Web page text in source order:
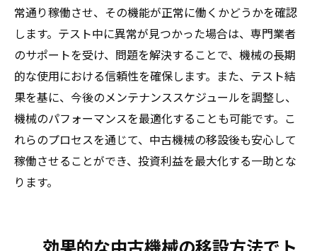
常通り稼働させ、その機能が正常に働くかどうかを確認
します。テスト中に異常が見つかった場合は、専門業者
のサポートを受け、問題を解決することで、機械の長期
的な使用における信頼性を確保します。また、テスト結
果を基に、今後のメンテナンススケジュールを調整し、
機械のパフォーマンスを最適化することも可能です。こ
れらのプロセスを通じて、中古機械の移設後も安心して
稼働させることができ、投資利益を最大化する一助とな
ります。